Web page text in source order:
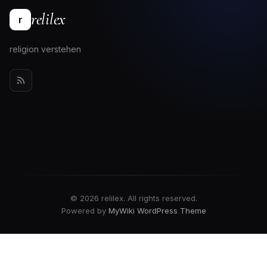
r relilex
religion verstehen
© 2026 relilex. All rights reserved.
Powered by MyWiki WordPress Theme